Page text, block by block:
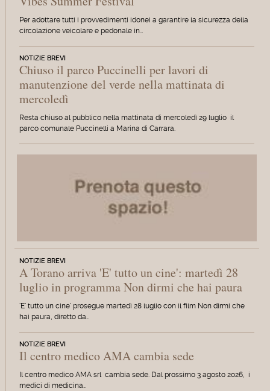
Per adottare tutti i provvedimenti idonei a garantire la sicurezza della
circolazione veicolare e pedonale in…
NOTIZIE BREVI
Chiuso il parco Puccinelli per lavori di
manutenzione del verde nella mattinata di
mercoledì
Resta chiuso al pubblico nella mattinata di mercoledì 29 luglio il
parco comunale Puccinelli a Marina di Carrara.
NOTIZIE BREVI
A Torano arriva 'E' tutto un cine': martedì 28
luglio in programma Non dirmi che hai paura
'E' tutto un cine' prosegue martedì 28 luglio con il film Non dirmi che
hai paura, diretto da…
NOTIZIE BREVI
Il centro medico AMA cambia sede
Il centro medico AMA srl cambia sede. Dal prossimo 3 agosto 2026, i
medici di medicina…